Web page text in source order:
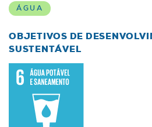
ÁGUA
OBJETIVOS DE
SUSTENTÁVEL